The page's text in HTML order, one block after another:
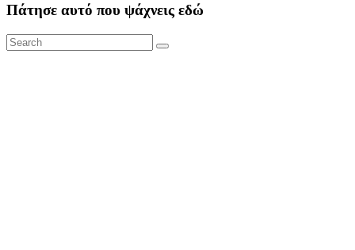
Πάτησε αυτό που ψάχνεις εδώ
Search
for:
Search